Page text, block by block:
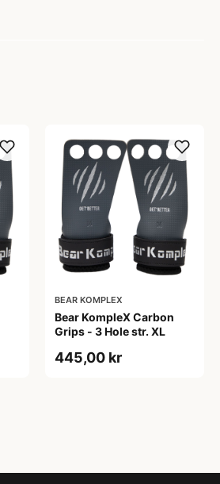
BEAR KOMPLEX
Bear KompleX Carbon
Grips - 3 Hole str. XL
445,00 kr